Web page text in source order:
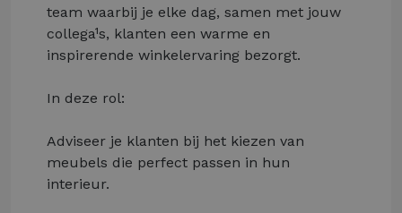
team waarbij je elke dag, samen met jouw
collega¹s, klanten een warme en
inspirerende winkelervaring bezorgt.
In deze rol:
Adviseer je klanten bij het kiezen van
meubels die perfect passen in hun
interieur.